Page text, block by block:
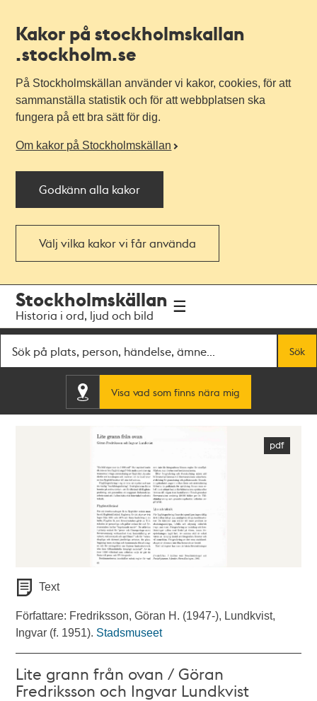
Kakor på stockholmskallan
.stockholm.se
På Stockholmskällan använder vi kakor, cookies, för att
sammanställa statistik och för att webbplatsen ska
fungera på ett bra sätt för dig.
Om kakor på Stockholmskällan
Godkänn alla kakor
Välj vilka kakor vi får använda
navigationen
huvudinnehållet
Stockholmskällan
Historia i ord, ljud och bild
Sök
Visa vad som finns nära mig
Text
Författare: Fredriksson, Göran H. (1947-), Lundkvist,
Ingvar (f. 1951). Stadsmuseet
Lite grann från ovan / Göran
Fredriksson och Ingvar Lundkvist